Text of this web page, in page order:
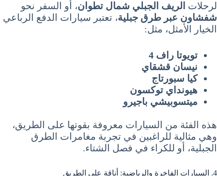
لرحلات الريف الجبلي شمال تطوان، أو السفر نحو
شفشاون عبر طرق جبلية، تعتبر سيارات الدفع الرباعي
الخيار الأمثل، مثل:
تويوتا راف 4
نيسان قشقاي
كيا سبورتاج
هيونداي توكسون
ميتسوبيشي باجيرو
هذه الفئة من السيارات معروفة بقوتها على الطريق،
وهي مثالية للراغبين في تجربة مغامرات الطرق
الجبلية، أو للكراء في فصل الشتاء.
4. السيارات الفاخرة والرياضية: أناقة على الطريق